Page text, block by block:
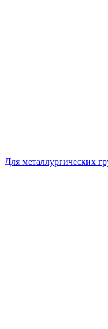
Для металлургических